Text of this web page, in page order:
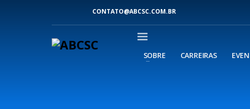
CONTATO@ABCSC.COM.BR
SOBRE CARREIRAS